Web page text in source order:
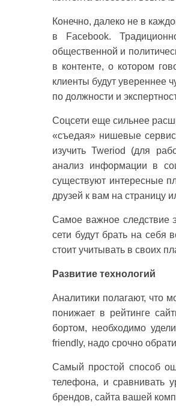
Конечно, далеко не в
в Facebook.
общественной и
в контенте, о котором
клиенты будут увереннее
по должности и
Соцсети еще сильнее
«съедая» нишевые
изучить Tweriod (для
анализ информации в
существуют интересные
друзей к вам на страницу
Самое важное следствие
сети будут брать на
стоит учитывать в своих
Развитие технологий
Аналитики полагают, что
понижает в рейтинге
бортом, необходимо
friendly, надо срочно
Самый простой способ
телефона, и сравнивать
брендов, сайта вашей